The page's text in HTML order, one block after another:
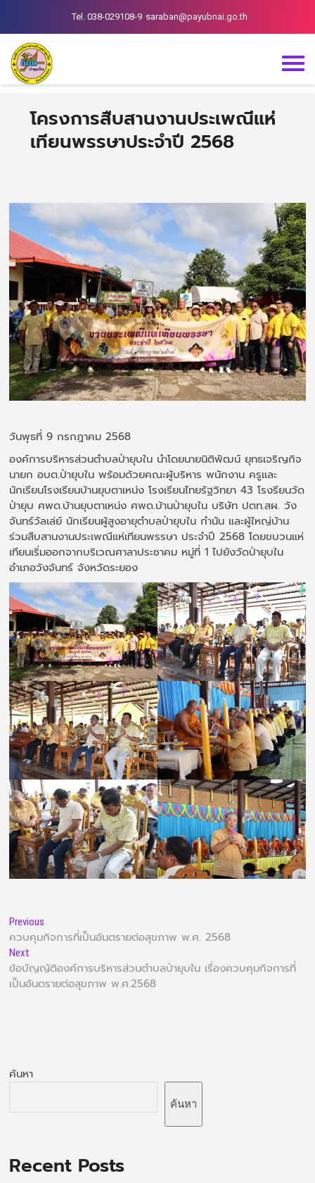
Tel. 038-029108-9 saraban@payubnai.go.th
โครงการสืบสานงานประเพณีแห่
เทียนพรรษาประจำปี 2568
วันพุธที่ 9 กรกฎาคม 2568
องค์การบริหารส่วนตำบลป่ายุบใน นำโดยนายนิติพัฒน์ ยุทธเจริญกิจ
นายก อบต.ป่ายุบใน พร้อมด้วยคณะผู้บริหาร พนักงาน ครูและ
นักเรียนโรงเรียนบ้านยุบตาเหน่ง โรงเรียนไทยรัฐวิทยา 43 โรงรียนวัด
ป่ายุบ ศพด.บ้านยุบตาเหน่ง ศพด.บ้านป่ายุบใน บริษัท ปตท.สผ. วัง
จันทร์วัลเล่ย์ นักเรียนผู้สูงอายุตำบลป่ายุบใน กำนัน และผู้ใหญ่บ้าน
ร่วมสืบสานงานประเพณีแห่เทียนพรรษา ประจำปี 2568 โดยขบวนแห่
เทียนเริ่มออกจากบริเวณศาลาประชาคม หมู่ที่ 1 ไปยังวัดป่ายุบใน
อำเภอวังจันทร์ จังหวัดระยอง
Previous
ควบคุมกิจการที่เป็นอันตรายต่อสุขภาพ พ.ศ. 2568
Next
ข้อบัญญัติองค์การบริหารส่วนตำบลป่ายุบใน เรื่องควบคุมกิจการที่
เป็นอันตรายต่อสุขภาพ พ.ศ.2568
ค้นหา
ค้นหา
Recent Posts